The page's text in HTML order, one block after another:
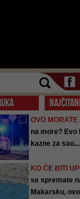
OVO MORATE
na more? Evo
kazne za sao...
KO ĆE BITI
se spremate
Makarsku,